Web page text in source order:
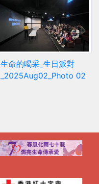
生命的喝采_生日派對
_2025Aug02_Photo 02